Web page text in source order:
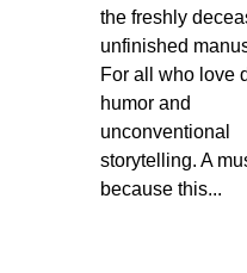
the freshly
unfinished
For all who love
humor and
unconventional
storytelling. A
because this...